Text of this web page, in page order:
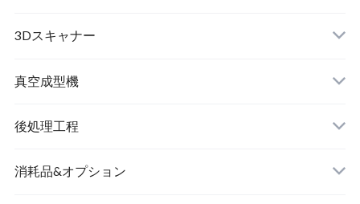
3Dスキャナー
真空成型機
後処理工程
消耗品&オプション